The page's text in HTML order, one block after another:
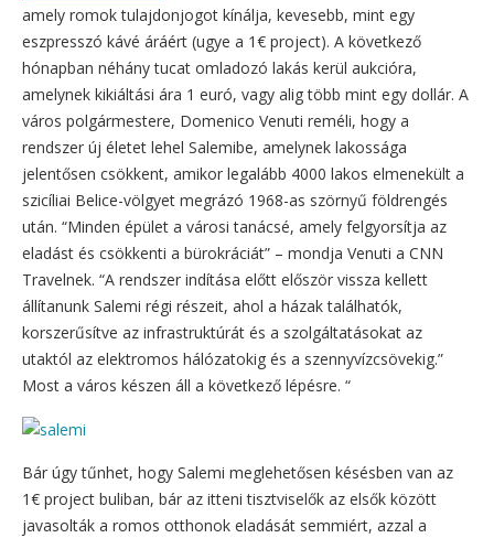
amely romok tulajdonjogot kínálja, kevesebb, mint egy
eszpresszó kávé áráért (ugye a 1€ project). A következő
hónapban néhány tucat omladozó lakás kerül aukcióra,
amelynek kikiáltási ára 1 euró, vagy alig több mint egy dollár. A
város polgármestere, Domenico Venuti reméli, hogy a
rendszer új életet lehel Salemibe, amelynek lakossága
jelentősen csökkent, amikor legalább 4000 lakos elmenekült a
szicíliai Belice-völgyet megrázó 1968-as szörnyű földrengés
után. “Minden épület a városi tanácsé, amely felgyorsítja az
eladást és csökkenti a bürokráciát” – mondja Venuti a CNN
Travelnek. “A rendszer indítása előtt először vissza kellett
állítanunk Salemi régi részeit, ahol a házak találhatók,
korszerűsítve az infrastruktúrát és a szolgáltatásokat az
utaktól az elektromos hálózatokig és a szennyvízcsövekig.”
Most a város készen áll a következő lépésre. “
Bár úgy tűnhet, hogy Salemi meglehetősen késésben van az
1€ project buliban, bár az itteni tisztviselők az elsők között
javasolták a romos otthonok eladását semmiért, azzal a